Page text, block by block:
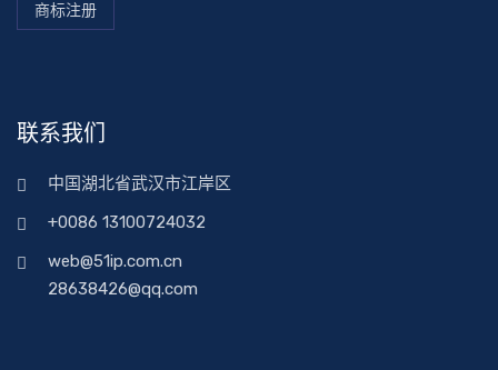
商标注册
联系我们
中国湖北省武汉市江岸区
+0086 13100724032
web@51ip.com.cn
28638426@qq.com